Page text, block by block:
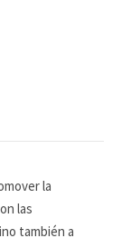
la
las
también a